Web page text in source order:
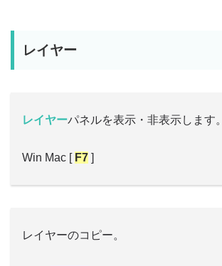
レイヤー
レイヤーパネルを表示・非表示します。
Win Mac [ F7 ]
レイヤーのコピー。